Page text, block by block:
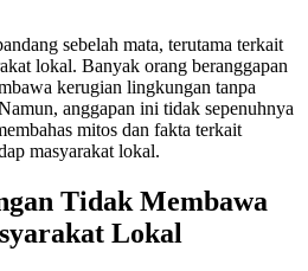
sebelah mata, terutama terkait
lokal. Banyak orang beranggapan
kerugian lingkungan tanpa
anggapan ini tidak sepenuhnya
mitos dan fakta terkait
masyarakat lokal.
Tidak Membawa
Lokal